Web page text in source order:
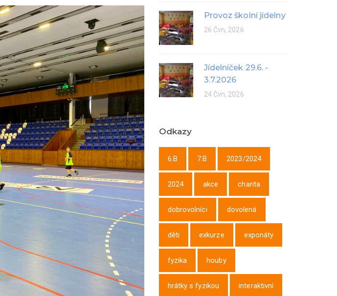
Provoz školní jídelny
26 Čvn, 2026
Jídelníček 29.6. -
3.7.2026
24 Čvn, 2026
Odkazy
6.B 7.B 2023/2024
2024 akce charita
dobrovolníci dovolená
děti exkurze exponáty
fyzika houby
hrátky s fyzikou interaktivní